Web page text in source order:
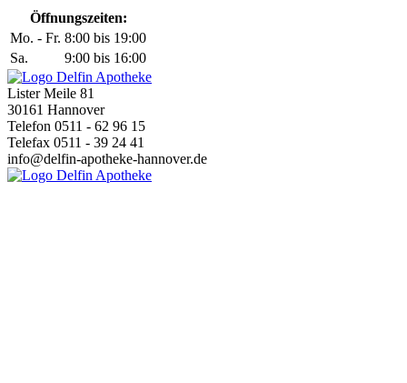
Öffnungszeiten:
Mo. - Fr. 8:00 bis 19:00
Sa.
9:00 bis 16:00
Lister Meile 81
30161 Hannover
Telefon 0511 - 62 96 15
Telefax 0511 - 39 24 41
info@delfin-apotheke-hannover.de